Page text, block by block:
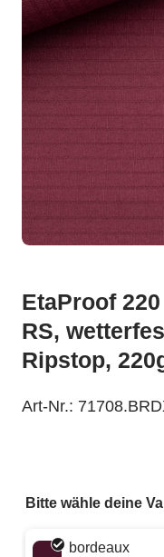
EtaProof
RS,
Ripstop,
Art-Nr.:
Bitte wähle deine
Wähle eine Farbe
bordeaux